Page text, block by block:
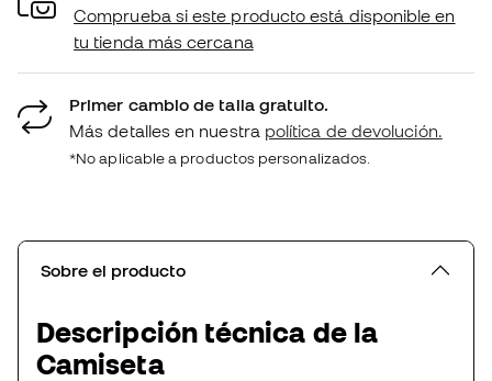
Comprueba si este producto está disponible en
tu tienda más cercana
Primer cambio de talla gratuito.
Más detalles en nuestra política de devolución.
*No aplicable a productos personalizados.
Sobre el producto
Descripción técnica de la
Camiseta